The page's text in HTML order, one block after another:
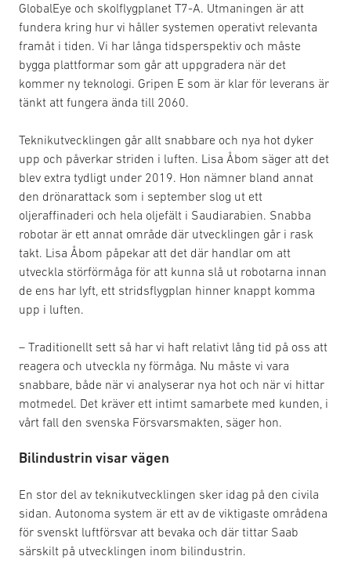
GlobalEye och skolflygplanet T7-A. Utmaningen är att
fundera kring hur vi håller systemen operativt relevanta
framåt i tiden. Vi har långa tidsperspektiv och måste
bygga plattformar som går att uppgradera när det
kommer ny teknologi. Gripen E som är klar för leverans är
tänkt att fungera ända till 2060.
Teknikutvecklingen går allt snabbare och nya hot dyker
upp och påverkar striden i luften. Lisa Åbom säger att det
blev extra tydligt under 2019. Hon nämner bland annat
den drönarattack som i september slog ut ett
oljeraffinaderi och hela oljefält i Saudiarabien. Snabba
robotar är ett annat område där utvecklingen går i rask
takt. Lisa Åbom påpekar att det där handlar om att
utveckla störförmåga för att kunna slå ut robotarna innan
de ens har lyft, ett stridsflygplan hinner knappt komma
upp i luften.
– Traditionellt sett så har vi haft relativt lång tid på oss att
reagera och utveckla ny förmåga. Nu måste vi vara
snabbare, både när vi analyserar nya hot och när vi hittar
motmedel. Det kräver ett intimt samarbete med kunden, i
vårt fall den svenska Försvarsmakten, säger hon.
Bilindustrin visar vägen
En stor del av teknikutvecklingen sker idag på den civila
sidan. Autonoma system är ett av de viktigaste områdena
för svenskt luftförsvar att bevaka och där tittar Saab
särskilt på utvecklingen inom bilindustrin.